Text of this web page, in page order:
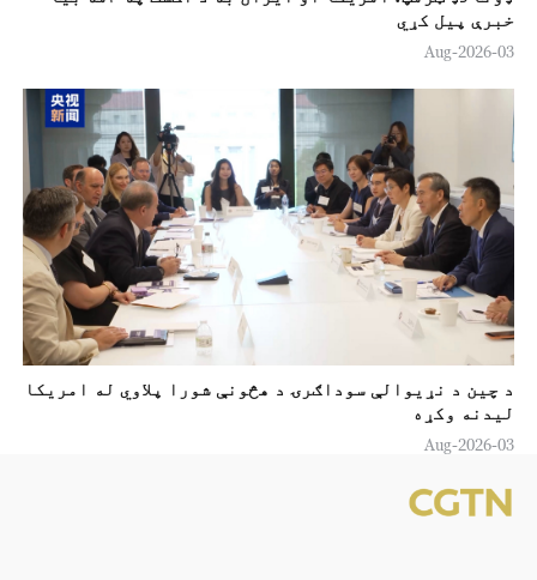
خبرې پیل کړي
03-Aug-2026
د چين د نړيوالې سوداګرۍ د هڅونې شورا پلاوي له امریکا
لیدنه وکړه
03-Aug-2026